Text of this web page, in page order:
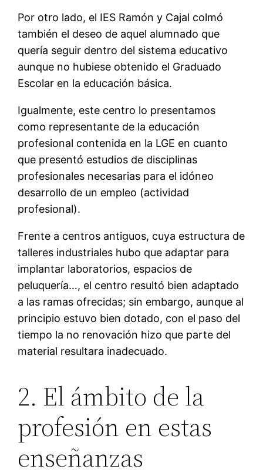
Por otro lado, el IES Ramón y Cajal colmó
también el deseo de aquel alumnado que
quería seguir dentro del sistema educativo
aunque no hubiese obtenido el Graduado
Escolar en la educación básica.
Igualmente, este centro lo presentamos
como representante de la educación
profesional contenida en la LGE en cuanto
que presentó estudios de disciplinas
profesionales necesarias para el idóneo
desarrollo de un empleo (actividad
profesional).
Frente a centros antiguos, cuya estructura de
talleres industriales hubo que adaptar para
implantar laboratorios, espacios de
peluquería…, el centro resultó bien adaptado
a las ramas ofrecidas; sin embargo, aunque al
principio estuvo bien dotado, con el paso del
tiempo la no renovación hizo que parte del
material resultara inadecuado.
2. El ámbito de la
profesión en estas
enseñanzas